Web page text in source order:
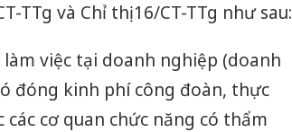
TTg và Chỉ thị 16/CT-TTg như sau:
việc tại doanh nghiệp (doanh
đóng kinh phí công đoàn, thực
cơ quan chức năng có thẩm